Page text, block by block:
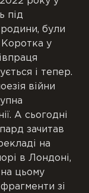
під
родини, були
Коротка у
і тепер.
війни
А сьогодні
зачитав
на
в Лондоні,
на цьому
зі